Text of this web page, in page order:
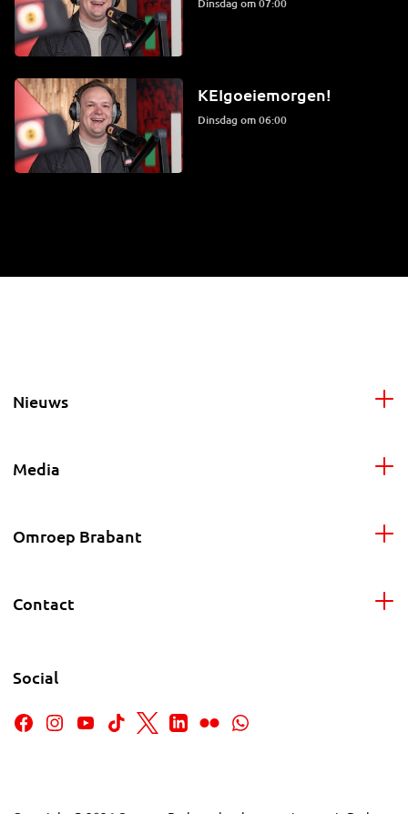
dinsdag om 07:00
KEIgoeiemorgen!
dinsdag om 06:00
Nieuws
Media
Omroep Brabant
Contact
Social